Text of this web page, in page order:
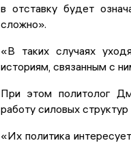
в отставку будет
сложно».
«В таких случаях
историям, связанным с
При этом политолог
работу силовых
«Их политика